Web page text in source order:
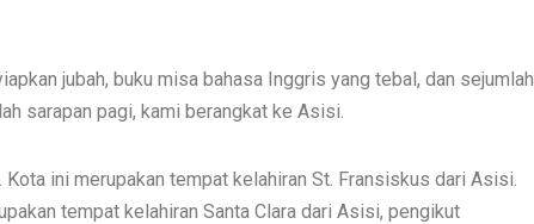
jubah, buku misa bahasa Inggris yang tebal, dan sejumlah
sarapan pagi, kami berangkat ke Asisi.
ini merupakan tempat kelahiran St. Fransiskus dari Asisi.
tempat kelahiran Santa Clara dari Asisi, pengikut